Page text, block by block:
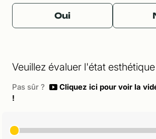
Oui
Veuillez évaluer l'état esthétique
Pas sûr ?
Cliquez ici pour voir la
!